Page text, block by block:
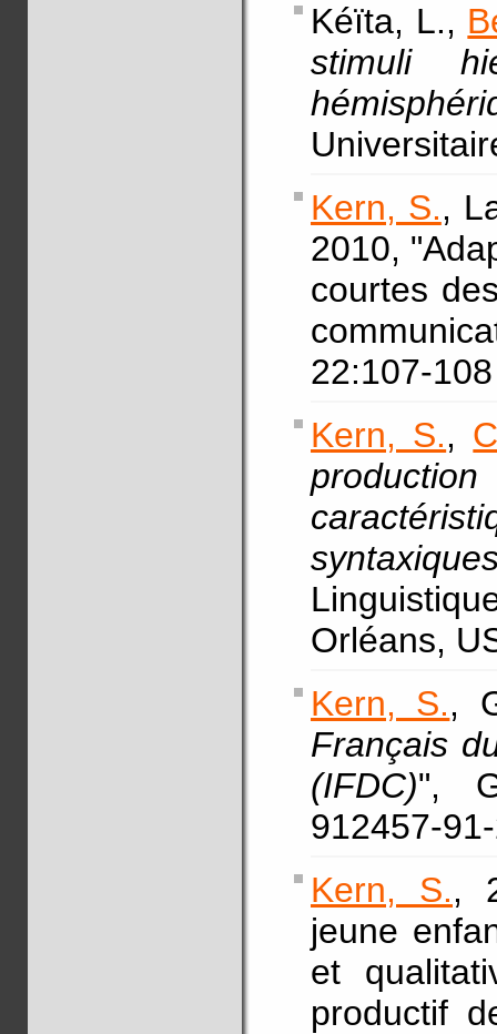
Kéïta, L.,
stimuli
Kern, S.,
2010,
courtes
22:107-108
Kern, S.,
Orléans,
Kern, S.,
Français
(IFDC)",
912457-
Kern, S.,
jeune
et
productif